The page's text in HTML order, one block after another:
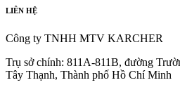
LIÊN HỆ
Công ty TNHH MTV KARCHER
Trụ sở chính: 811A-811B, đường
Tây Thạnh, Thành phố Hồ Chí Minh